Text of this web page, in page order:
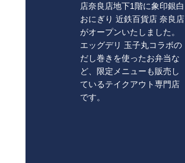
店奈良店地下1階に象印銀白
おにぎり 近鉄百貨店 奈良店
がオープンいたしました。
エッグデリ 玉子丸コラボの
だし巻きを使ったお弁当な
ど、限定メニューも販売し
ているテイクアウト専門店
です。